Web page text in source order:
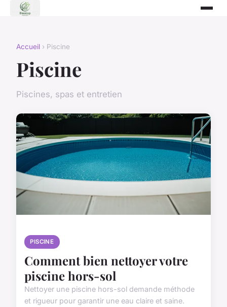
Accueil › Piscine
Piscine
Piscines, spas et entretien
PISCINE
Comment bien nettoyer votre
piscine hors-sol
Nettoyer une piscine hors-sol demande méthode
et rigueur pour garantir une eau claire et saine.